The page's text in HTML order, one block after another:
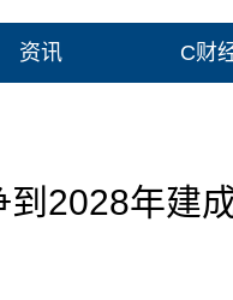
资讯 C财
到2028年建